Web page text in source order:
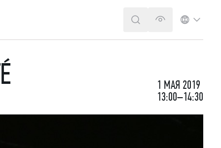
ПОИСКВЕРСИЯ ДЛЯ
ЯЗЫК
1 МАЯ 2019
13:00–14:30